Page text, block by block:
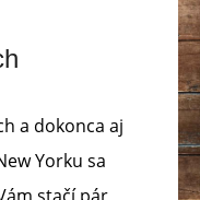
a dokonca aj
Yorku sa